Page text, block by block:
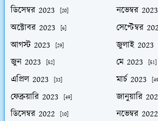
ডিসেম্বর 2023 [20] নভেম্বর 2023
অক্টোবর 2023 [6] সেপ্টেম্বর
আগস্ট 2023 [29] জুলাই 2023
জুন 2023 [52] মে 2023 [51]
এপ্রিল 2023 [33] মার্চ 2023
ফেব্রুয়ারি 2023 [49] জানুয়ারি
ডিসেম্বর 2022 [10] নভেম্বর 2022